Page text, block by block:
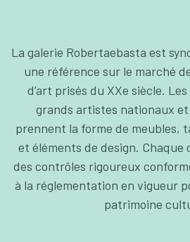
La galerie Robertaebasta est
une référence sur le marché
d’art prisés du XXe siècle.
grands artistes nationaux
prennent la forme de meubles,
et éléments de design.
des contrôles rigoureux
à la réglementation en vigueur
patrimoine